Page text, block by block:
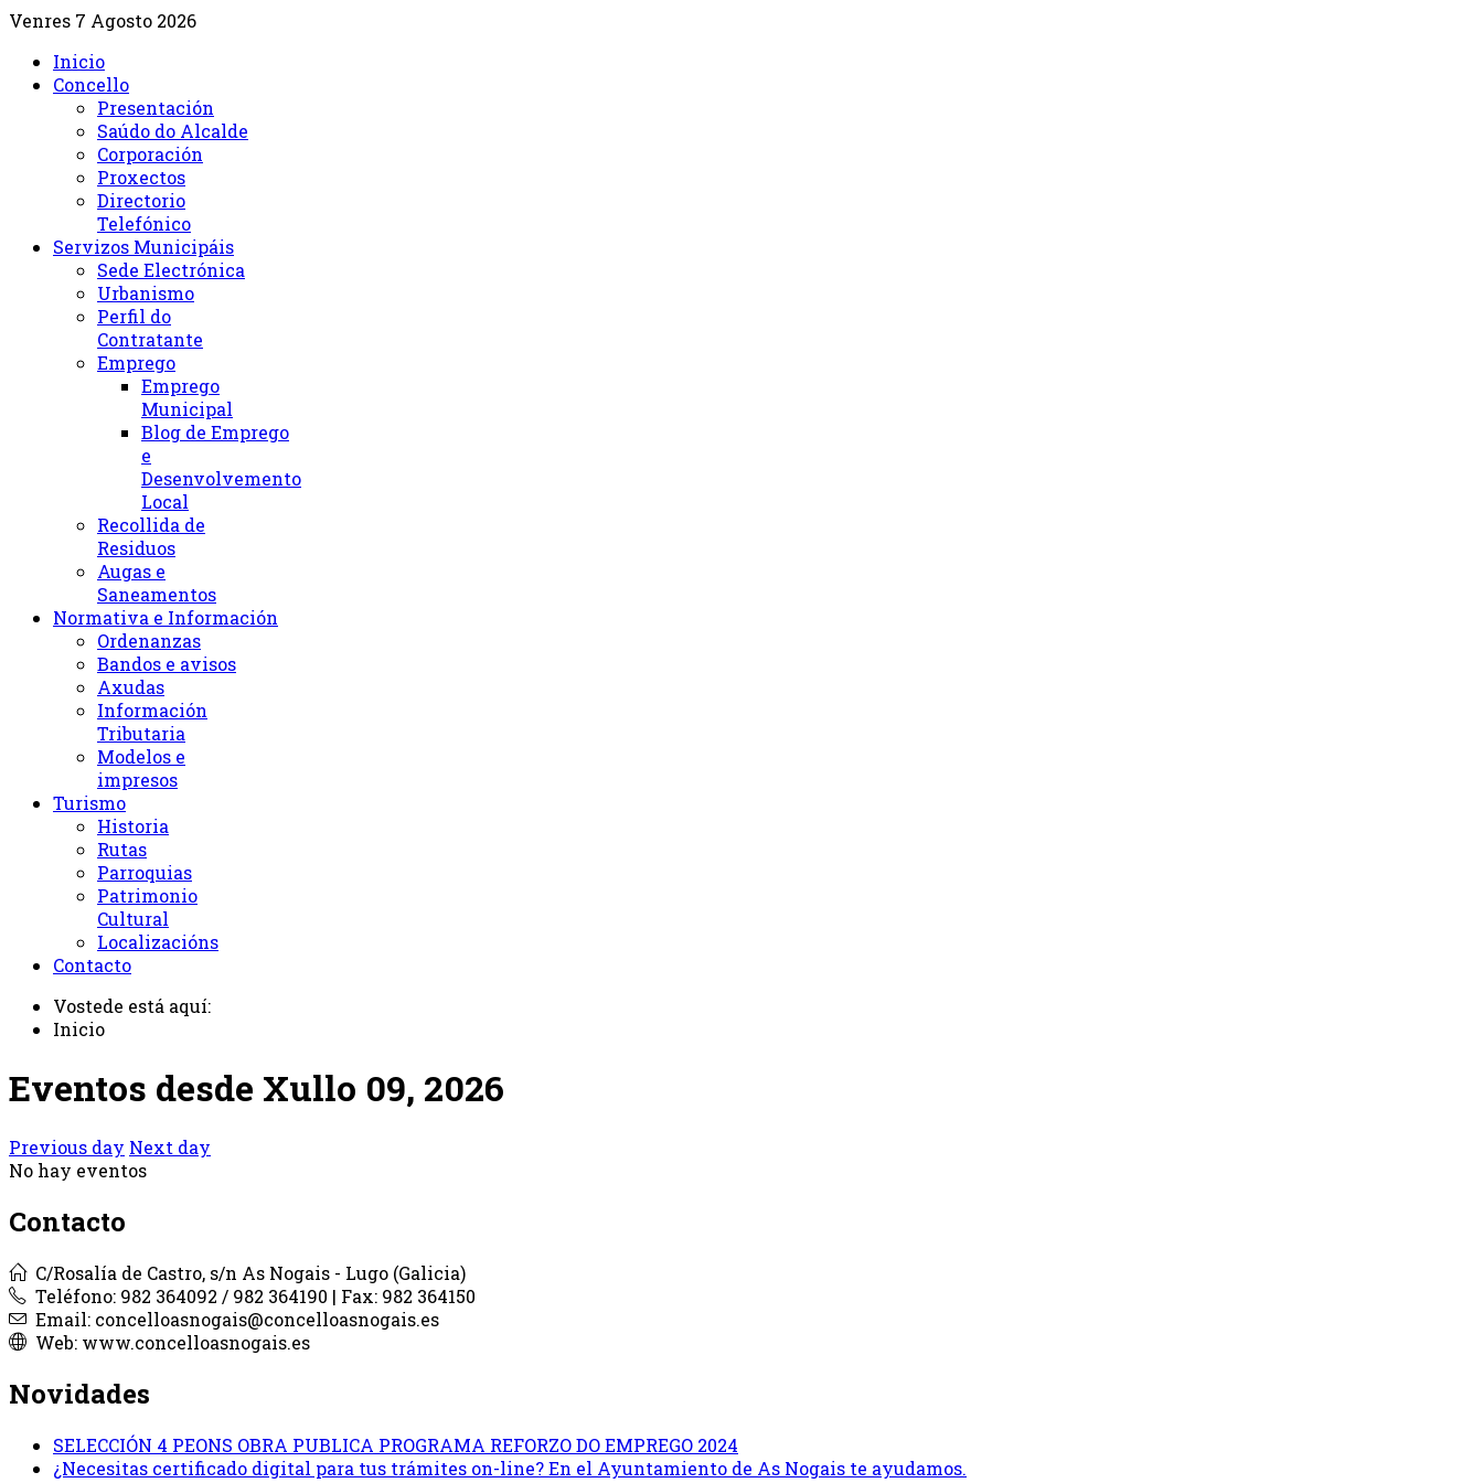
Venres 7 Agosto 2026
Inicio
Concello
Presentación
Saúdo do Alcalde
Corporación
Proxectos
Directorio
Telefónico
Servizos Municipáis
Sede Electrónica
Urbanismo
Perfil do
Contratante
Emprego
Emprego
Municipal
Blog de Emprego
e
Desenvolvemento
Local
Recollida de
Residuos
Augas e
Saneamentos
Normativa e Información
Ordenanzas
Bandos e avisos
Axudas
Información
Tributaria
Modelos e
impresos
Turismo
Historia
Rutas
Parroquias
Patrimonio
Cultural
Localizacións
Contacto
Vostede está aquí:
Inicio
Eventos desde Xullo 09, 2026
Previous day Next day
No hay eventos
Contacto
C/Rosalía de Castro, s/n As Nogais - Lugo (Galicia)
Teléfono: 982 364092 / 982 364190 | Fax: 982 364150
Email: concelloasnogais@concelloasnogais.es
Web: www.concelloasnogais.es
Novidades
SELECCIÓN 4 PEONS OBRA PUBLICA PROGRAMA REFORZO DO EMPREGO 2024
¿Necesitas certificado digital para tus trámites on-line? En el Ayuntamiento de As Nogais te ayudamos.